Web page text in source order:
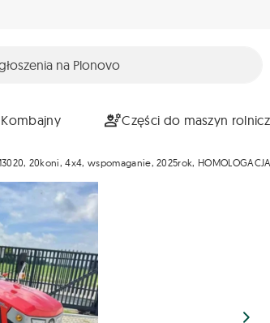
Kombajny Części do maszyn
20koni, 4x4, wspomaganie, 2025rok, HOMOLOGACJA